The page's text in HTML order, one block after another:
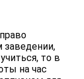
заведении,
то в
на час